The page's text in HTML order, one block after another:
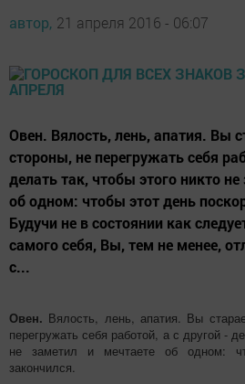
автор, 21 апреля 2016 - 06:07
Овен. Вялость, лень, апатия. Вы
стороны, не перегружать себя
делать так, чтобы этого никто
об одном: чтобы этот день
Будучи не в состоянии как
самого себя, Вы, тем не менее,
с...
Овен. Вялость, лень, апатия. Вы
перегружать себя работой, а с другой -
не заметил и мечтаете об одном:
закончился.